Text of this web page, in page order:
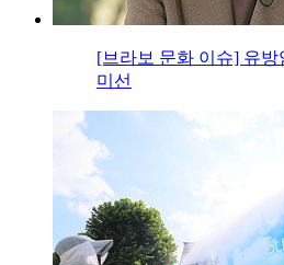
[브라보 문화 이슈] 유
미선